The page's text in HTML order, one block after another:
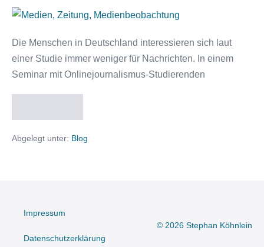
Medien
Mechanismen
verstehen
Die Menschen in Deutschland interessieren sich laut
einer Studie immer weniger für Nachrichten. In einem
Seminar mit Onlinejournalismus-Studierenden
beobachten,
verstehen
Abgelegt unter: Blog
Impressum
Datenschutzerklärung
© 2026 Stephan Köhnlein